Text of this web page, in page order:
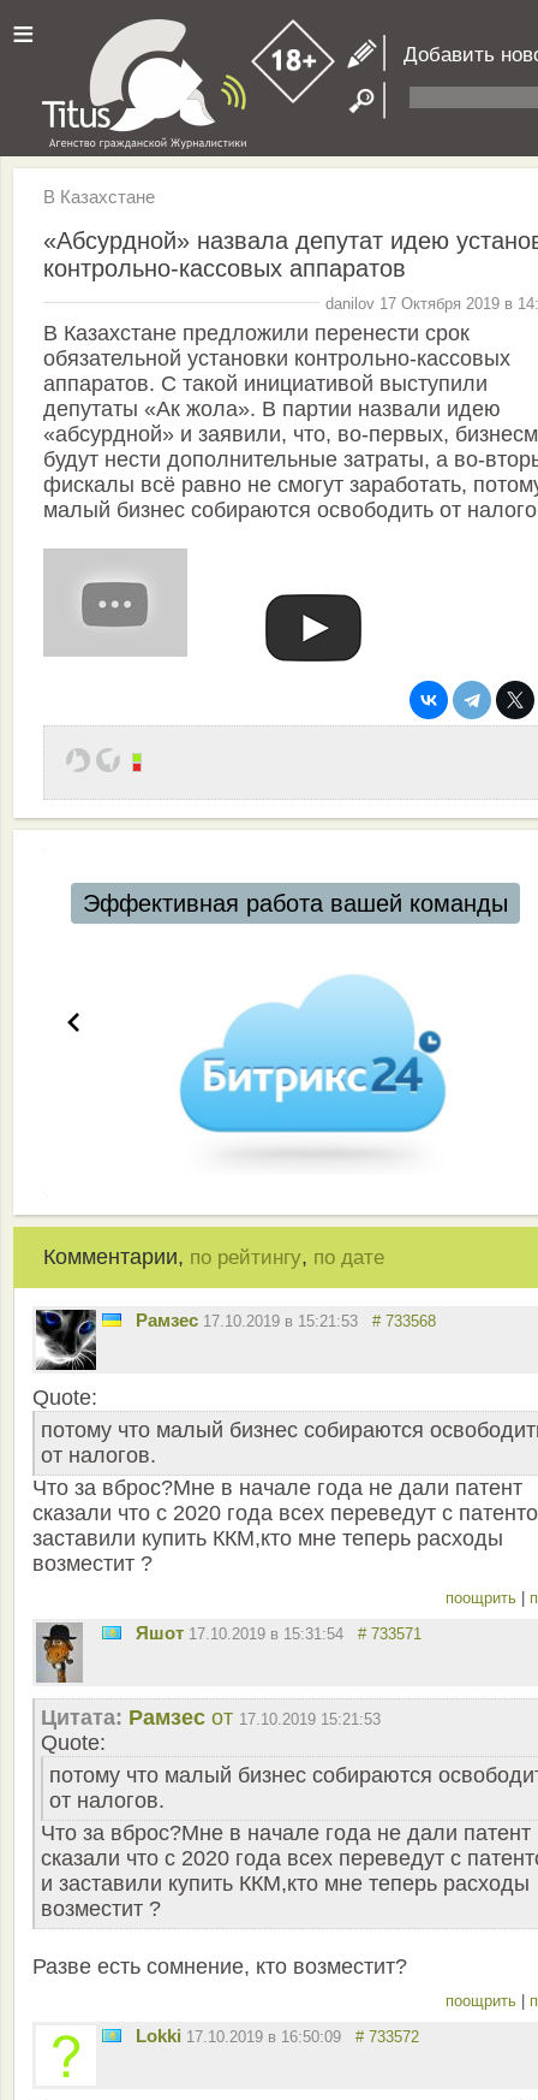
≡ Добавить
В Казахстане
«Абсурдной» назвала депутат идею
контрольно-кассовых аппаратов
danilov 17 Октября 2019 в
В Казахстане предложили перенести срок
обязательной установки контрольно-кассовых
аппаратов. С такой инициативой выступили
депутаты «Ак жола». В партии назвали идею
«абсурдной» и заявили, что, во-первых,
будут нести дополнительные затраты, а во-
фискалы всё равно не смогут заработать,
малый бизнес собираются освободить от
Эффективная работа вашей команды
Комментарии, по рейтингу, по дате
Рамзес 17.10.2019 в 15:21:53 # 733568
Quote:
потому что малый бизнес собираются
от налогов.
Что за вброс?Мне в начале года не дали патент
сказали что с 2020 года всех переведут с
заставили купить ККМ,кто мне теперь расходы
возместит ?
поощрить
Яшот 17.10.2019 в 15:31:54 # 733571
Цитата: Рамзес от 17.10.2019 15:21:53
Quote:
потому что малый бизнес собираются
от налогов.
Что за вброс?Мне в начале года не дали патент
сказали что с 2020 года всех переведут с
и заставили купить ККМ,кто мне теперь расходы
возместит ?
Разве есть сомнение, кто возместит?
поощрить
Lokki 17.10.2019 в 16:50:09 # 733572